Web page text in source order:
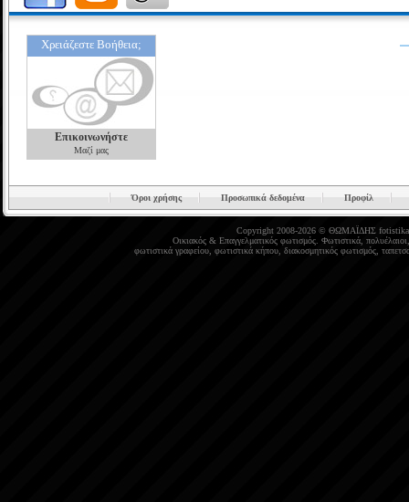
Χρειάζεστε Βοήθεια;
Επικοινωνήστε
Μαζί μας
Όροι χρήσης Προσωπικά δεδομένα Προφίλ
Copyright 2008-2026 © ΘΩΜΑΪΔΗΣ
Οικιακός& Επαγγελματικός φωτισμός. Φωτιστικά, πολυέλαιοι
φωτιστικά γραφείου, φωτιστικά κήπου, διακοσμητικός φωτισμός,